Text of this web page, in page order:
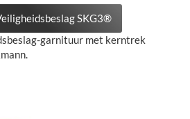
SKG3®
garnituur met kerntrek